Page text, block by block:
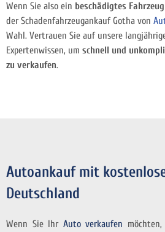
Wenn Sie also ein beschädigtes
der Schadenfahrzeugankauf Gotha von
Wahl. Vertrauen Sie auf unsere
Expertenwissen, um schnell und
zu verkaufen.
Autoankauf mit
Deutschland
Wenn Sie Ihr Auto verkaufen